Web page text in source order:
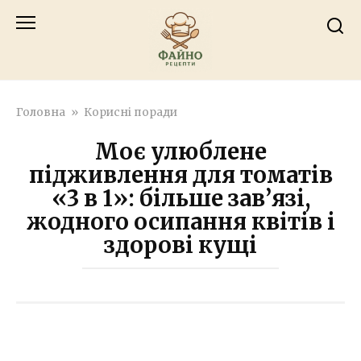
Головна » Корисні поради
Моє улюблене
підживлення для томатів
«3 в 1»: більше зав’язі,
жодного осипання квітів і
здорові кущі